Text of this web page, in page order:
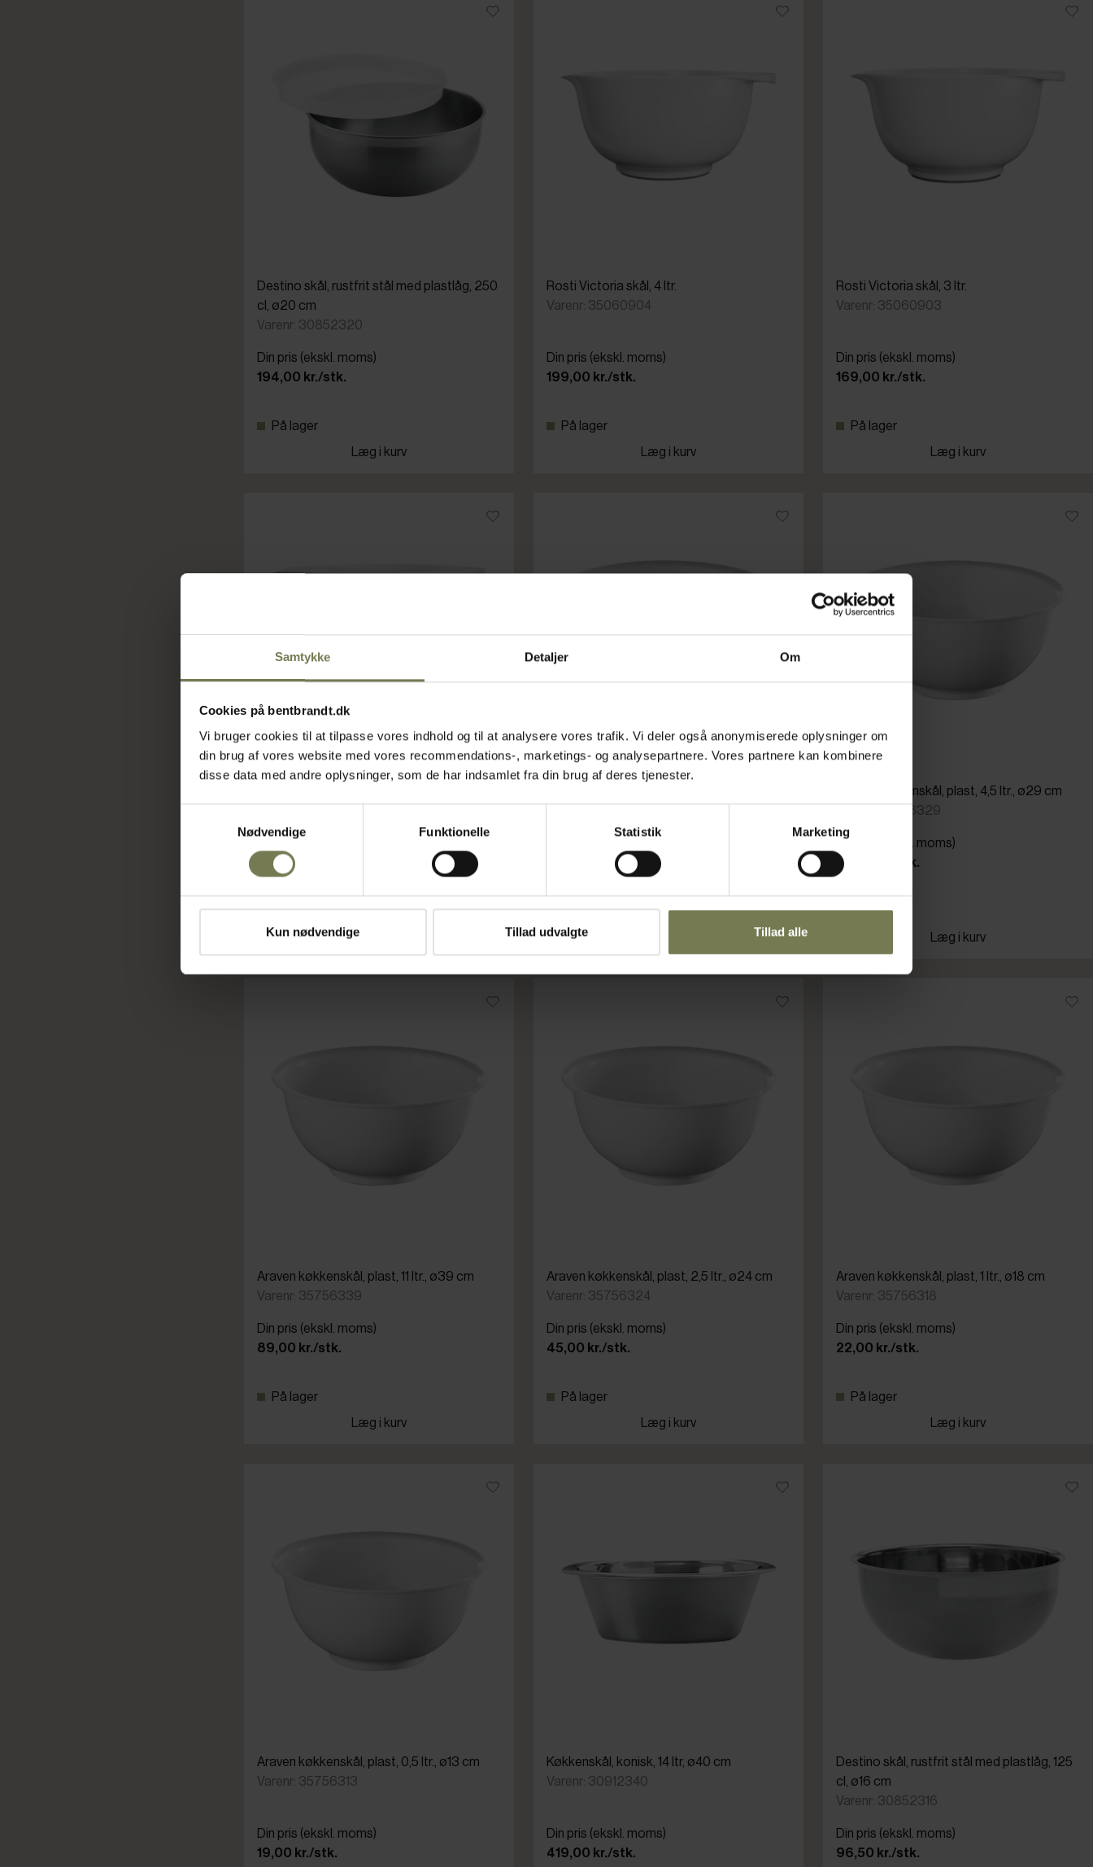
Samtykke Detaljer Om
Cookies på bentbrandt.dk
Vi bruger cookies til at tilpasse vores indhold og til at analysere vores trafik. Vi deler også anonymiserede oplysninger om
din brug af vores website med vores recommendations-, marketings- og analysepartnere. Vores partnere kan kombinere
disse data med andre oplysninger, som de har indsamlet fra din brug af deres tjenester.
Nødvendige
Funktionelle Statistik Marketing
Kun nødvendige Tillad udvalgte Tillad alle
Destino skål, rustfrit stål med plastlåg, 250
cl, ø20 cm
Varenr: 30852320
Din pris (ekskl. moms)
194,00 kr./stk.
På lager
Læg i kurv
Rosti Victoria skål, 4 ltr.
Varenr: 35060904
Din pris (ekskl. moms)
199,00 kr./stk.
På lager
Læg i kurv
Rosti Victoria skål, 3 ltr.
Varenr: 35060903
Din pris (ekskl. moms)
169,00 kr./stk.
På lager
Læg i kurv
Din pris (ekskl. moms)
139,00 kr./stk.
På lager
Læg i kurv
79,00 kr./stk.
På lager
Araven køkkenskål, plast, 4,5 ltr., ø29 cm
Varenr: 35756329
Din pris (ekskl. moms)
59,00 kr./stk.
På lager
Læg i kurv
Araven køkkenskål, plast, 11 ltr., ø39 cm
Varenr: 35756339
Din pris (ekskl. moms)
89,00 kr./stk.
På lager
Læg i kurv
Araven køkkenskål, plast, 2,5 ltr., ø24 cm
Varenr: 35756324
Din pris (ekskl. moms)
45,00 kr./stk.
På lager
Læg i kurv
Araven køkkenskål, plast, 1 ltr., ø18 cm
Varenr: 35756318
Din pris (ekskl. moms)
22,00 kr./stk.
På lager
Læg i kurv
Araven køkkenskål, plast, 0,5 ltr., ø13 cm
Varenr: 35756313
Din pris (ekskl. moms)
19,00 kr./stk.
Køkkenskål, konisk, 14 ltr, ø40 cm
Varenr: 30912340
Din pris (ekskl. moms)
419,00 kr./stk.
Destino skål, rustfrit stål med plastlåg, 125
cl, ø16 cm
Varenr: 30852316
Din pris (ekskl. moms)
96,50 kr./stk.